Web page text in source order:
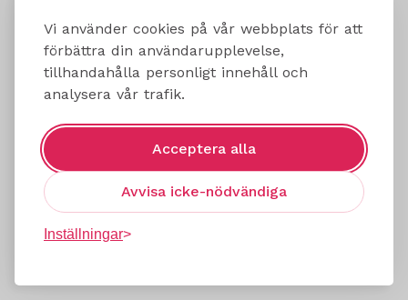
Vi använder cookies på vår webbplats för att
förbättra din användarupplevelse,
tillhandahålla personligt innehåll och
analysera vår trafik.
Acceptera alla
Avvisa icke-nödvändiga
Inställningar